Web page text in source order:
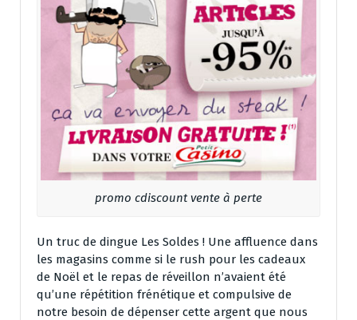
promo cdiscount vente à perte
Un truc de dingue Les Soldes ! Une affluence dans
les magasins comme si le rush pour les cadeaux
de Noël et le repas de réveillon n’avaient été
qu’une répétition frénétique et compulsive de
notre besoin de dépenser cette argent que nous